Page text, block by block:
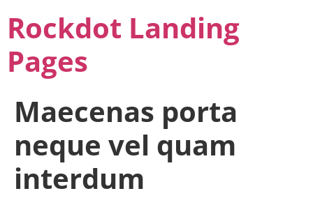
Rockdot Landing
Pages
Maecenas porta
neque vel quam
interdum